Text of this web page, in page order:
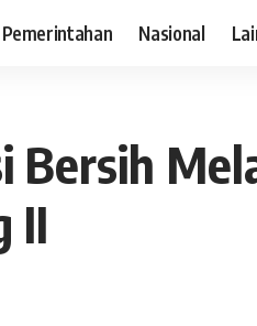
Pemerintahan Nasional
II